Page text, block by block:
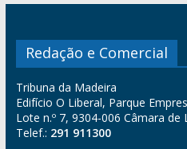
Redação e Comercial
Tribuna da Madeira
Edifício O Liberal, Parque
Lote n.º 7, 9304-006 Câmara
Telef.: 291 911300